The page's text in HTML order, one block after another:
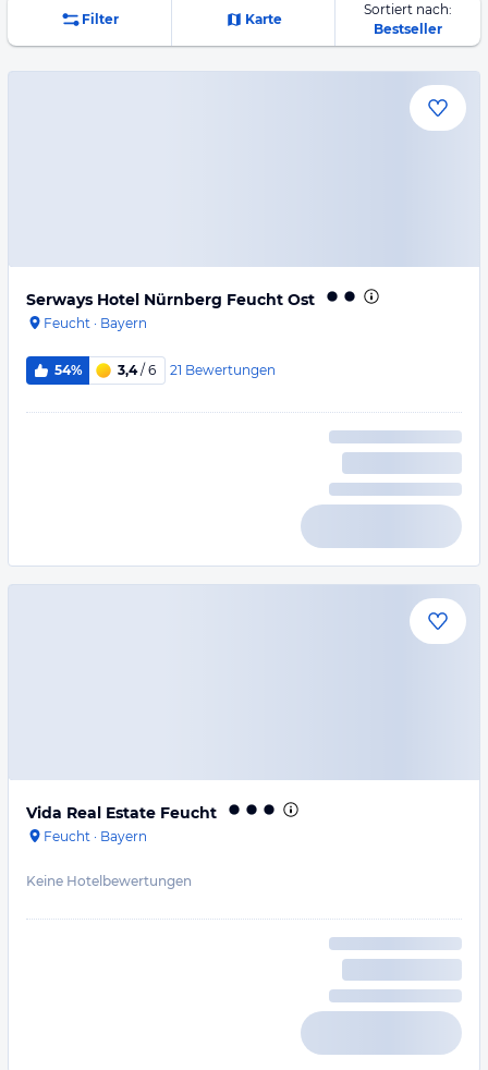
Filter Karte
Sortiert nach:
Bestseller
Serways Hotel Nürnberg Feucht Ost
Feucht · Bayern
54% 3,4/ 6 21 Bewertungen
Vida Real Estate Feucht
Feucht · Bayern
Keine Hotelbewertungen